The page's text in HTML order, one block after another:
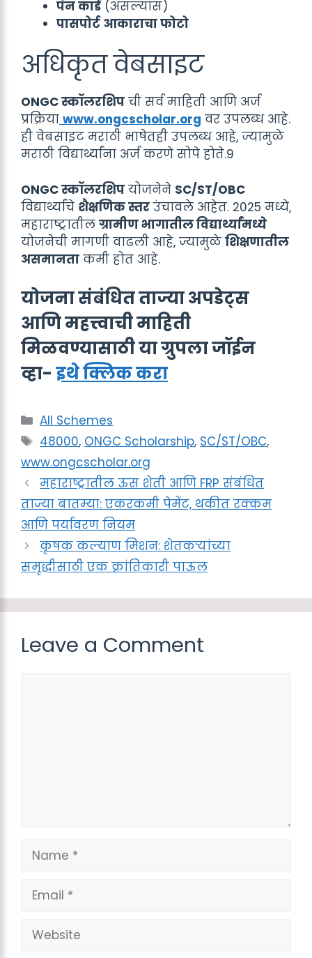
पॅन कार्ड(असल्यास)
पासपोर्ट आकाराचा फोटो
अधिकृत वेबसाइट
ONGC स्कॉलरशिप ची सर्व माहिती आणि अर्ज
प्रक्रिया www.ongcscholar.org वर उपलब्ध आहे.
ही वेबसाइट मराठी भाषेतही उपलब्ध आहे, ज्यामुळे
मराठी विद्यार्थ्यांना अर्ज करणे सोपे होते.9
ONGC स्कॉलरशिप योजनेने SC/ST/OBC
विद्यार्थ्यांचे शैक्षणिक स्तर उंचावले आहेत. 2025 मध्ये,
महाराष्ट्रातील ग्रामीण भागातील विद्यार्थ्यांमध्ये
योजनेची मागणी वाढली आहे, ज्यामुळे शिक्षणातील
असमानता कमी होत आहे.
योजना संबंधित ताज्या अपडेट्स
आणि महत्त्वाची माहिती
मिळवण्यासाठी या ग्रुपला जॉईन
व्हा- इथे क्लिक करा
Categories
All Schemes
Tags
48000, ONGC Scholarship, SC/ST/OBC,
www.ongcscholar.org
महाराष्ट्रातील ऊस शेती आणि FRP संबंधित
ताज्या बातम्या: एकरकमी पेमेंट, थकीत रक्कम
आणि पर्यावरण नियम
कृषक कल्याण मिशन: शेतकऱ्यांच्या
समृद्धीसाठी एक क्रांतिकारी पाऊल
Leave a Comment
Name
Email
Website